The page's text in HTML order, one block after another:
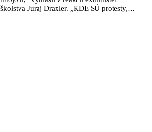
školstva Juraj Draxler. „KDE SÚ protesty,